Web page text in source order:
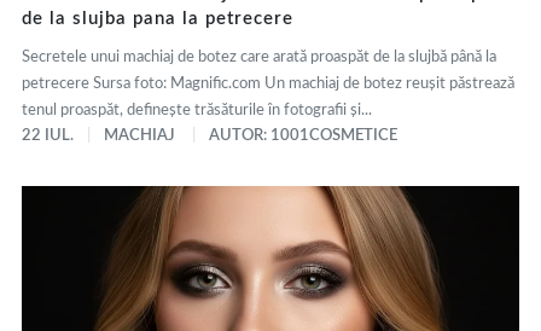
de la slujba pana la petrecere
Secretele unui machiaj de botez care arată proaspăt de la slujbă până la
petrecere Sursa foto: Magnific.com Un machiaj de botez reușit păstrează
tenul proaspăt, definește trăsăturile în fotografii și...
22 IUL.
MACHIAJ AUTOR: 1001COSMETICE